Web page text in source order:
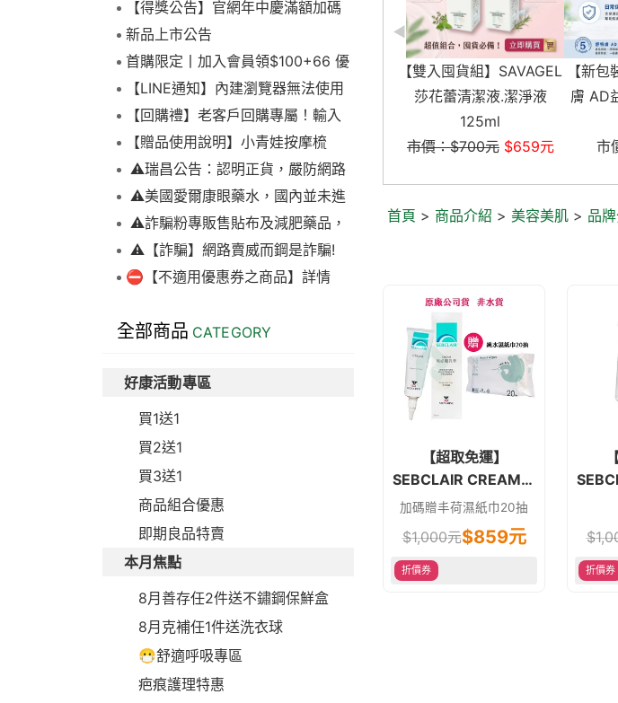
低敏防曬霜乙名(8/4報到截止)
【得獎公告】官網年中慶滿額加碼
抽FIKA蒸煮料理組2名(7/31截止)
新品上市公告
首購限定丨加入會員領$100+66 優
惠！【LINE通知】內建瀏覽器無法使用
下拉選單
【回購禮】老客戶回購專屬！輸入
折扣碼現折$100
【贈品使用說明】小青娃按摩梳
⚠️瑞昌公告：認明正貨，嚴防網路
詐騙⚠️美國愛爾康眼藥水，國內並未進
口販售
⚠️詐騙粉專販售貼布及減肥藥品，
請勿上當，請查明來源! 非瑞昌藥局
販售!
⚠️【詐騙】網路賣威而鋼是詐騙!
⛔【不適用優惠券之商品】詳情
全部商品 CATEGORY
好康活動專區
買1送1
買2送1
買3送1
商品組合優惠
即期良品特賣
本月焦點
8月善存任2件送不鏽鋼保鮮盒
8月克補任1件送洗衣球
😷舒適呼吸專區
疤痕護理特惠
【雙入囤貨組】SAVAGEL
莎花蕾清潔液.潔淨液
125ml
市價：$700元
【新包裝】Cetaphil 舒特
膚 AD益膚康修護舒敏乳
霜 226g
市價：$1,290元
【亮
漾
首頁 > 商品介紹 > 美容美肌 > 品
【超取免運】
SEBCLAIR CREAM施
必麗乳膏 潤膚膏 30ml
新生兒 原廠公司貨 非
水貨
加碼贈丰荷濕紙巾20抽
$1,000元$859元
折價券
新生
$
折價券